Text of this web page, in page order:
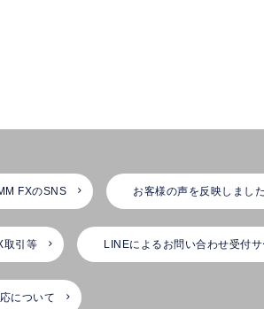
FXのSNS お客様の声を反映しました
取引等 LINEによるお問い合わせ受付サ
について